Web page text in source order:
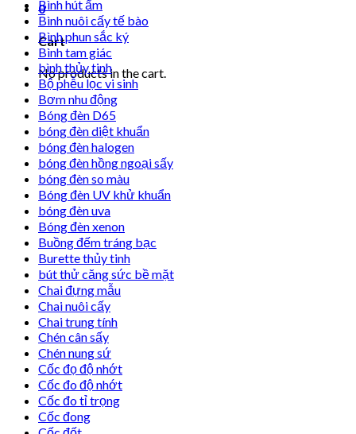
0
Cart
No products in the cart.
Bình hút ẩm
Bình nuôi cấy tế bào
Bình phun sắc ký
Bình tam giác
bình thủy tinh
Bộ phễu lọc vi sinh
Bơm nhu động
Bóng đèn D65
bóng đèn diệt khuẩn
bóng đèn halogen
bóng đèn hồng ngoại sấy
bóng đèn so màu
Bóng đèn UV khử khuẩn
bóng đèn uva
Bóng đèn xenon
Buồng đếm tráng bạc
Burette thủy tinh
bút thử căng sức bề mặt
Chai đựng mẫu
Chai nuôi cấy
Chai trung tính
Chén cân sấy
Chén nung sứ
Cốc đọ độ nhớt
Cốc đo độ nhớt
Cốc đo tỉ trọng
Cốc đong